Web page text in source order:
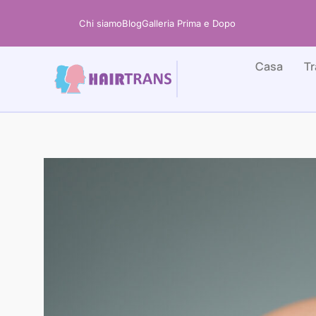
contenuto
Chi siamoBlogGalleria Prima e Dopo
Casa